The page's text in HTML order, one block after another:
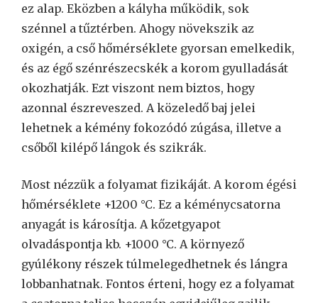
ez alap. Eközben a kályha működik, sok
szénnel a tűztérben. Ahogy növekszik az
oxigén, a cső hőmérséklete gyorsan emelkedik,
és az égő szénrészecskék a korom gyulladását
okozhatják. Ezt viszont nem biztos, hogy
azonnal észreveszed. A közeledő baj jelei
lehetnek a kémény fokozódó zúgása, illetve a
csőből kilépő lángok és szikrák.
Most nézzük a folyamat fizikáját. A korom égési
hőmérséklete +1200 °C. Ez a kéménycsatorna
anyagát is károsítja. A kőzetgyapot
olvadáspontja kb. +1000 °C. A környező
gyúlékony részek túlmelegedhetnek és lángra
lobbanhatnak. Fontos érteni, hogy ez a folyamat